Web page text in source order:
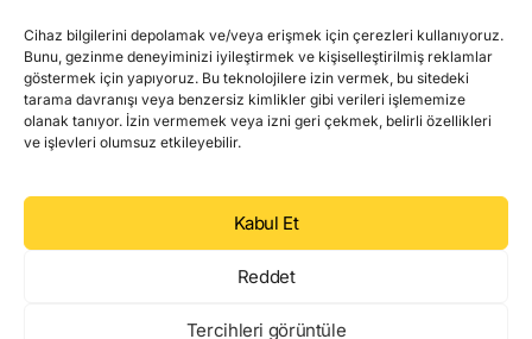
Cihaz bilgilerini depolamak ve/veya erişmek için çerezleri kullanıyoruz.
Bunu, gezinme deneyiminizi iyileştirmek ve kişiselleştirilmiş reklamlar
göstermek için yapıyoruz. Bu teknolojilere izin vermek, bu sitedeki
tarama davranışı veya benzersiz kimlikler gibi verileri işlememize
olanak tanıyor. İzin vermemek veya izni geri çekmek, belirli özellikleri
ve işlevleri olumsuz etkileyebilir.
Kabul Et
Reddet
Tercihleri görüntüle
Gaming Coinleri
RWA Coinleri
DeFi Coinleri
DePIN Coinleri
Metaverse Coinleri
Web 3.0 Coinleri
Coin Türevleri